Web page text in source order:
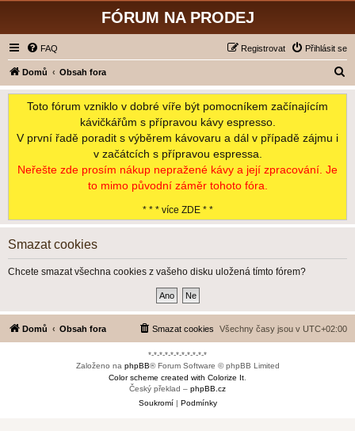
FÓRUM NA PRODEJ
FAQ Přihlásit se
Registrovat
Domů Obsah fora
l
Toto fórum vzniklo v dobré víře být pomocníkem začínajícím
kávičkářům s přípravou kávy espresso.
V první řadě poradit s výběrem kávovaru a dál v případě zájmu i
v začátcích s přípravou espressa.
Neřešte zde prosím nákup nepražené kávy a její zpracování. Je
to mimo původní záměr tohoto fóra.
* * * více ZDE * *
Smazat cookies
Chcete smazat všechna cookies z vašeho disku uložená tímto fórem?
Domů Obsah fora Všechny časy jsou v UTC+02:00
Smazat cookies
*-*-*-*-*-*-*-*-*-*-*
Založeno na phpBB® Forum Software © phpBB Limited
Color scheme created with Colorize It
Český překlad – phpBB.cz
Soukromí| Podmínky